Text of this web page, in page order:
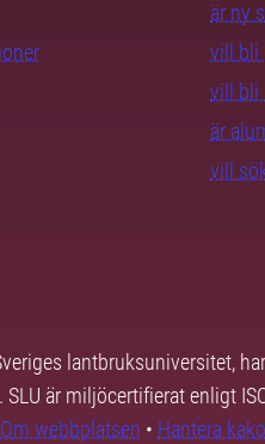
är ny
vill bli
vill bli
är
vill
lantbruksuniversitet,
SLU är miljöcertifierat enligt
Om webbplatsen • Hantera